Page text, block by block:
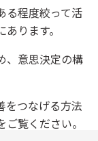
る程度絞って活
ります。
、意思決定の構
をつなげる方法
覧ください。